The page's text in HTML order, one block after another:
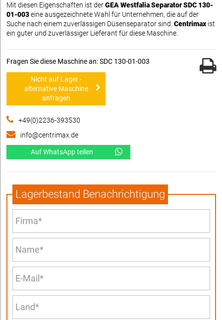
Mit diesen Eigenschaften ist derGEA Westfalia Separator SDC 130-
01-003eine ausgezeichnete Wahl für Unternehmen, die auf der
Suche nach einem zuverlässigen Düsenseparator sind. Centrimax ist
ein guter und zuverlässiger Lieferant für diese Maschine.
Fragen Sie diese Maschine an: SDC 130-01-003
Nicht auf Lager -
alternative Maschine
anfragen
+49(0)2236-393530
info@centrimax.de
Auf WhatsApp teilen
Lagerbestand Benachrichtigung